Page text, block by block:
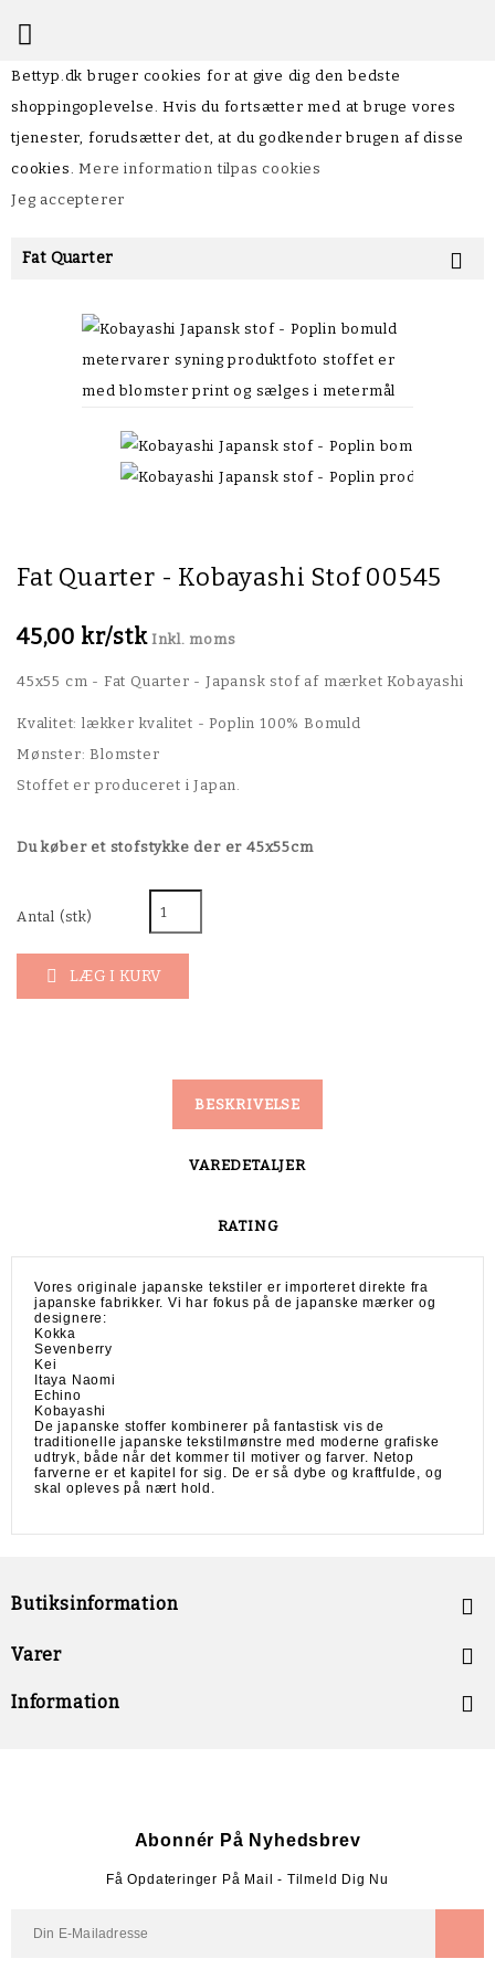

Bettyp.dk bruger cookies for at give dig den bedste
shoppingoplevelse. Hvis du fortsætter med at bruge vores
tjenester, forudsætter det, at du godkender brugen af disse
cookies.Mere informationtilpas cookies
Jeg accepterer
Fat Quarter 
Fat Quarter - Kobayashi Stof 00545
45,00 kr/stk Inkl. moms
45x55 cm - Fat Quarter - Japansk stof af mærket Kobayashi
Kvalitet: lækker kvalitet - Poplin 100% Bomuld
Mønster: Blomster
Stoffet er produceret i Japan.
Du køber et stofstykke der er 45x55cm
Antal (stk)
 LÆG I KURV
BESKRIVELSE
VAREDETALJER
RATING
Vores originale japanske tekstiler er importeret direkte fra
japanske fabrikker. Vi har fokus på de japanske mærker og
designere:
Kokka
Sevenberry
Kei
Itaya Naomi
Echino
Kobayashi
De japanske stoffer kombinerer på fantastisk vis de
traditionelle japanske tekstilmønstre med moderne grafiske
udtryk, både når det kommer til motiver og farver. Netop
farverne er et kapitel for sig. De er så dybe og kraftfulde, og
skal opleves på nært hold.
Butiksinformation 
Varer 
Information 
Abonnér På Nyhedsbrev
Få Opdateringer På Mail - Tilmeld Dig Nu